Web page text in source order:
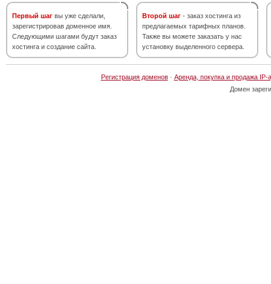
Первый шаг вы уже сделали,
зарегистрировав доменное имя.
Следующими шагами будут заказ
хостинга и создание сайта.
Второй шаг - заказ хостинга из
предлагаемых тарифных планов.
Также вы можете заказать у нас
установку выделенного сервера.
Регистрация доменов· Аренда, покупка и продажа IP-
Домен